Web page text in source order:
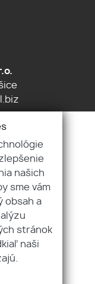
našich
sme vám
obsah a
stránok
naši